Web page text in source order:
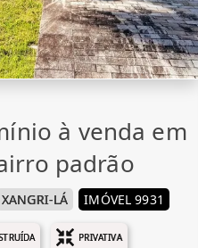
à venda em
padrão
XANGRI-LÁ IMÓVEL 9931
PRIVATIVA